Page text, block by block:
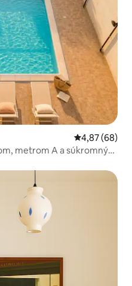
Priemerné
4,87 (68)
metrom A a súkromným